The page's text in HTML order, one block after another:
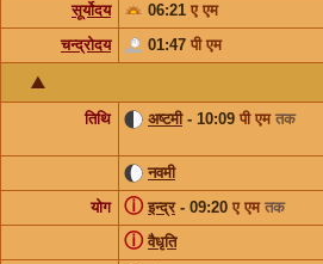
सूर्योदय 06:21 ए एम
चन्द्रोदय
01:47 पी एम
तिथि अष्टमी- 10:09 पी एम तक
नवमी
योग
इन्द्र- 09:20 ए एम तक
ⓘ
वैधृति
ⓘ